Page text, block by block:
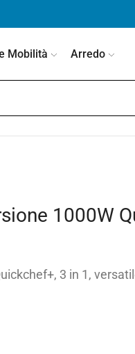
Mobilità Arredo
1000W
3 in 1,